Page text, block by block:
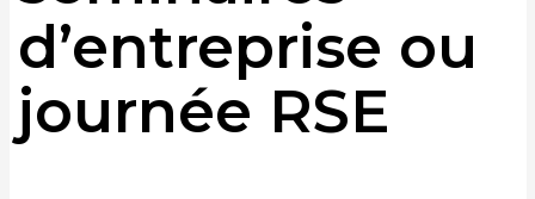
d’entreprise ou
journée RSE